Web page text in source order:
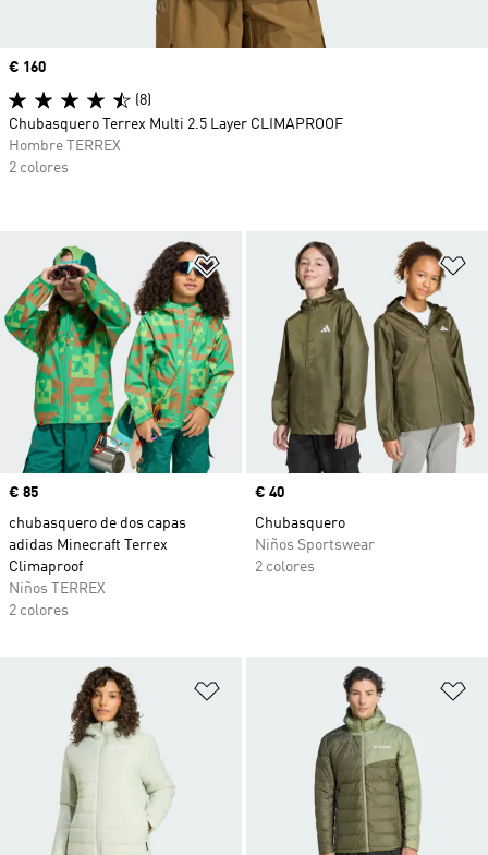
Añadir a la lista de deseos
Precio
€ 85
chubasquero de dos capas
adidas Minecraft Terrex
Climaproof
Niños TERREX
2 colores
Precio
€ 40
Chubasquero
Niños Sportswear
2 colores
Añadir a la lista de deseos
Precio
€ 160
(8)
Chubasquero Terrex Multi 2.5 Layer CLIMAPROOF
Hombre TERREX
2 colores